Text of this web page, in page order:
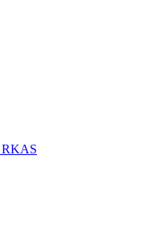
RKAS